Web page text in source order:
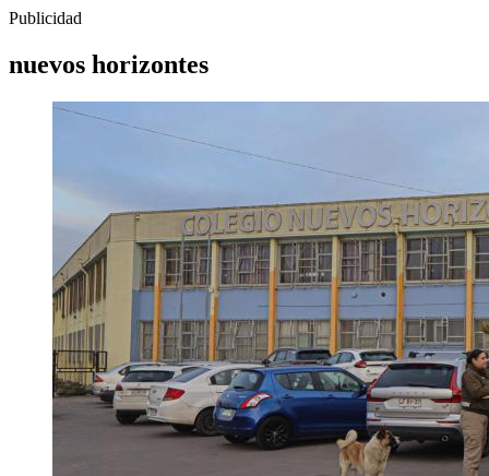
Publicidad
nuevos horizontes